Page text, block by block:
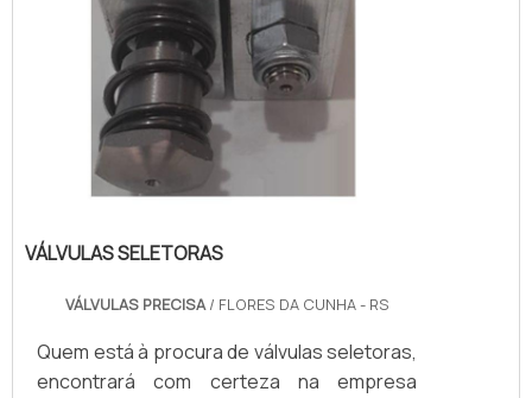
VÁLVULAS SELETORAS
VÁLVULAS PRECISA/ FLORES DA CUNHA - RS
Quem está à procura de válvulas seletoras,
encontrará com certeza na empresa